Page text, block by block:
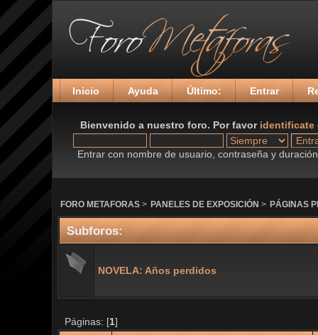
Inicio Ayuda Último: Entrar
Bienvenido a nuestro foro. Por favor identificate
Entrar con nombre de usuario, contraseña y
FORO METAFORAS> PANELES DE EXPOSICIÓN > PÁGINAS
Subforos:
NOVELA: Años perdidos
Páginas: [1]